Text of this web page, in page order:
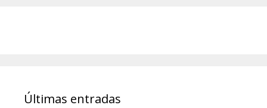
Últimas entradas